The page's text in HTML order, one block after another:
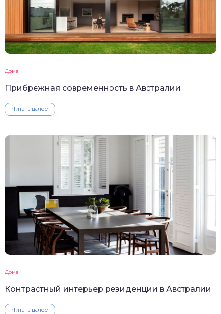
Дома
Прибрежная современность в Австралии
Читать далее
Дома
Контрастный интерьер резиденции в Австралии
Читать далее